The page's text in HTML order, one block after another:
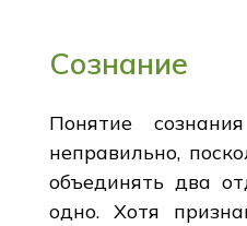
Сознание
Понятие
неправильно,
объединять два
одно. Хотя